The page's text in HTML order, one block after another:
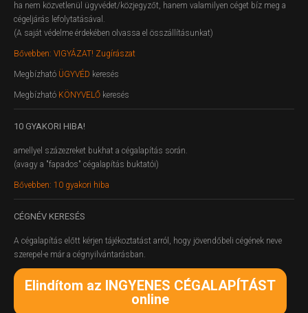
ha nem közvetlenül ügyvédet/közjegyzőt, hanem valamilyen céget bíz meg a
cégeljárás lefolytatásával.
(A saját védelme érdekében olvassa el összállításunkat)
Bővebben: VIGYÁZAT! Zugírászat
Megbízható ÜGYVÉD keresés
Megbízható KÖNYVELŐ keresés
10 GYAKORI HIBA!
amellyel százezreket bukhat a cégalapítás során.
(avagy a "fapados" cégalapítás buktatói)
Bővebben: 10 gyakori hiba
CÉGNÉV KERESÉS
A cégalapítás előtt kérjen tájékoztatást arról, hogy jövendőbeli cégének neve
szerepel-e már a cégnyilvántarásban.
Elindítom az INGYENES CÉGALAPÍTÁST
online